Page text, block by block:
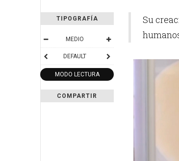
TIPOGRAFÍA
MEDIO
DEFAULT
MODO LECTURA
COMPARTIR
Su